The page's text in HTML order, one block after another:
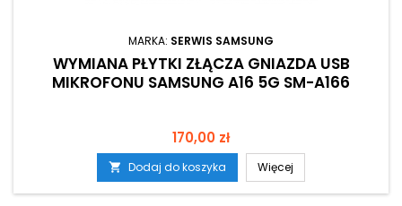
MARKA: SERWIS SAMSUNG
WYMIANA PŁYTKI ZŁĄCZA GNIAZDA USB
MIKROFONU SAMSUNG A16 5G SM-A166
Cena
170,00 zł
 Dodaj do koszyka Więcej